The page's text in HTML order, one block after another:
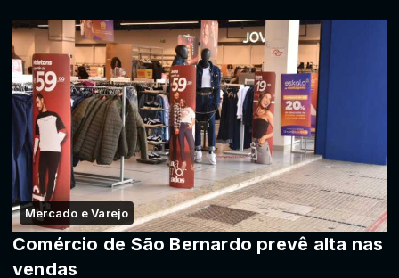
Mercado e Varejo
Comércio de São Bernardo prevê alta nas
vendas